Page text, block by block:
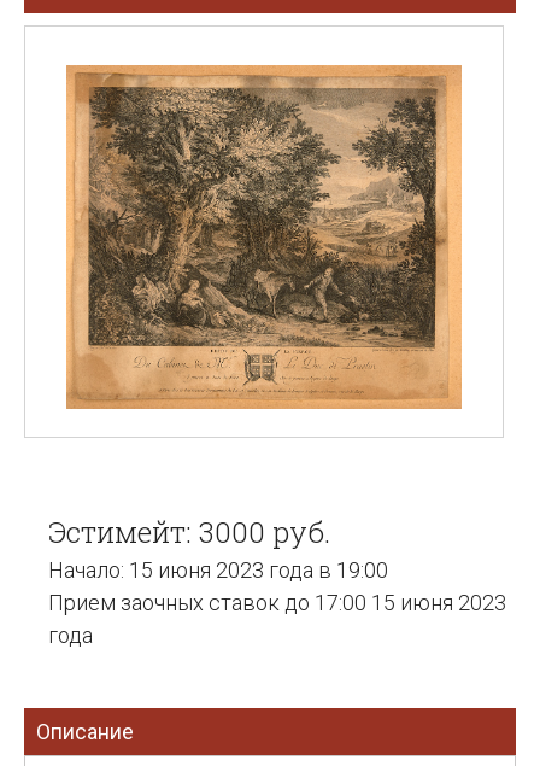
Эстимейт: 3000 руб.
Начало: 15 июня 2023 года в 19:00
Прием заочных ставок до 17:00 15 июня 2023
года
Описание